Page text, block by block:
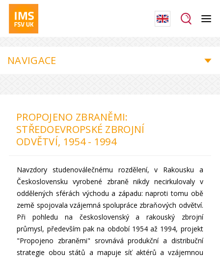
NAVIGACE
PROPOJENO ZBRANĚMI:
STŘEDOEVROPSKÉ ZBROJNÍ
ODVĚTVÍ, 1954 - 1994
Navzdory studenoválečnému rozdělení, v Rakousku a
Československu vyrobené zbraně nikdy necirkulovaly v
oddělených sférách východu a západu: naproti tomu obě
země spojovala vzájemná spolupráce zbraňových odvětví.
Při pohledu na československý a rakouský zbrojní
průmysl, především pak na období 1954 až 1994, projekt
"Propojeno zbraněmi" srovnává produkční a distribuční
strategie obou států a mapuje síť aktérů a vzájemnou